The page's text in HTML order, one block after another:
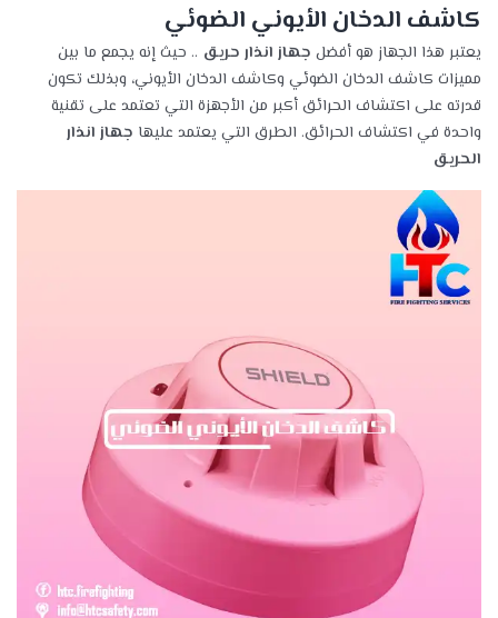
كاشف الدخان الأيوني الضوئي
يعتبر هذا الجهاز هو أفضل جهاز انذار حريق .. حيث إنه يجمع ما بين
مميزات كاشف الدخان الضوئي وكاشف الدخان الأيوني، وبذلك تكون
قدرته على اكتشاف الحرائق أكبر من الأجهزة التي تعتمد على تقنية
واحدة في اكتشاف الحرائق. الطرق التي يعتمد عليها جهاز انذار
الحريق